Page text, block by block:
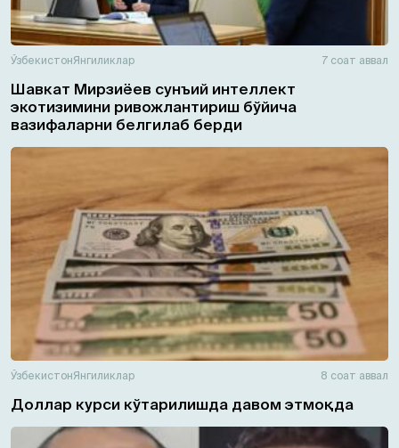
ЎзбекистонЯнгиликлар 7 соат аввал
Шавкат Мирзиёев сунъий интеллект
экотизимини ривожлантириш бўйича
вазифаларни белгилаб берди
ЎзбекистонЯнгиликлар 8 соат аввал
Доллар курси кўтарилишда давом этмоқда